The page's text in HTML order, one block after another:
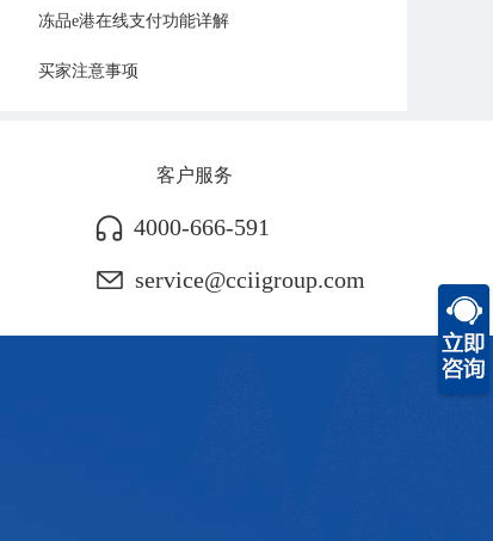
冻品e港在线支付功能详解
买家注意事项
客户服务
4000-666-591
service@cciigroup.com